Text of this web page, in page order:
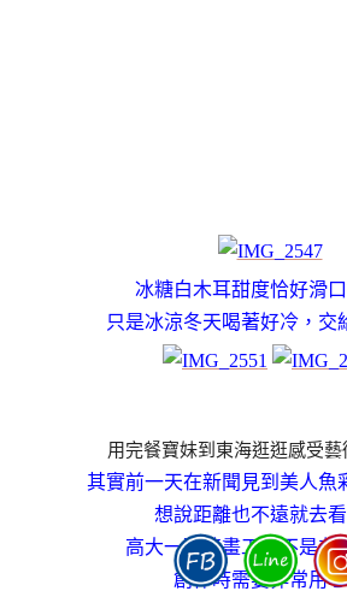
冰糖白木耳甜度恰好滑口
只是冰涼冬天喝著好冷，交
用完餐寶妹到東海逛逛感受藝
其實前一天在新聞見到美人魚
想說距離也不遠就去看
高大一面牆畫工雖不是非
創作時需要非常用